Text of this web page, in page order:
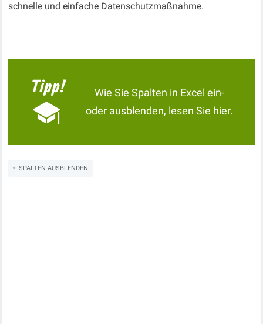
schnelle undeinfache Datenschutzmaßnahme.
Wie Sie Spalten in Excel ein-
oder ausblenden, lesen Sie hier.
SPALTEN AUSBLENDEN